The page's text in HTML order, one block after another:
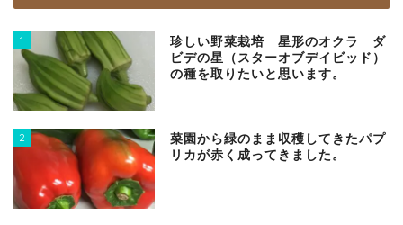
1
珍しい野菜栽培 星形のオクラ ダ
ビデの星（スターオブデイビッド）
の種を取りたいと思います。
2
菜園から緑のまま収穫してきたパプ
リカが赤く成ってきました。